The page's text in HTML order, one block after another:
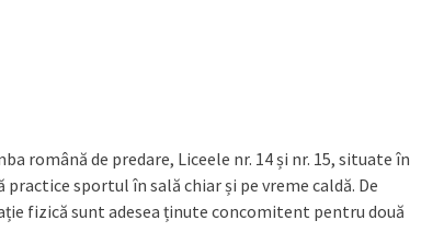
română de predare, Liceele nr. 14 și nr. 15, situate în
sportul în sală chiar și pe vreme caldă. De
fizică sunt adesea ținute concomitent pentru două